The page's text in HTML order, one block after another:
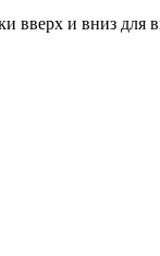
вверх и вниз